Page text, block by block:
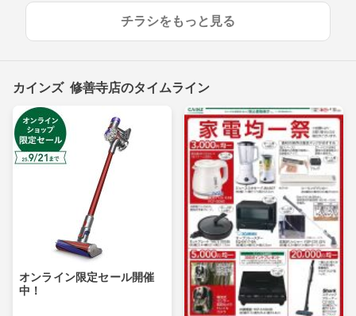
チラシをもっと見る
カインズ 修善寺店のタイムライン
オンライン限定セール開催
中！